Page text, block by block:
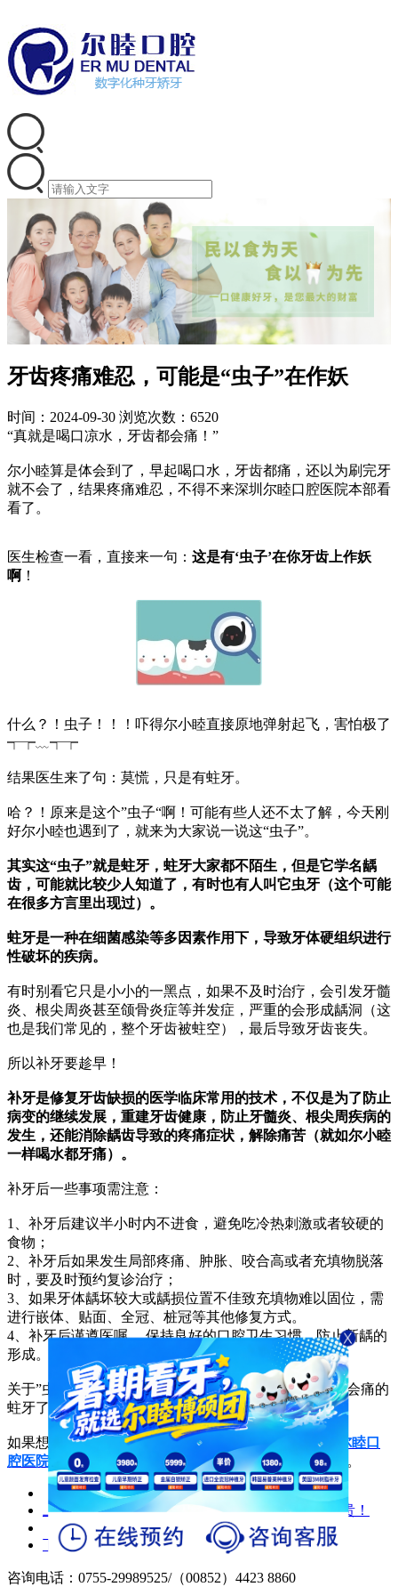
牙齿疼痛难忍，可能是“虫子”在作妖
时间：2024-09-30 浏览次数：6520
“真就是喝口凉水，牙齿都会痛！”
尔小睦算是体会到了，早起喝口水，牙齿都痛，还以为刷完牙
就不会了，结果疼痛难忍，不得不来深圳尔睦口腔医院本部看
看了。
医生检查一看，直接来一句： 这是有‘虫子’在你牙齿上作妖
啊 ！
什么？！虫子！！！吓得尔小睦直接原地弹射起飞，害怕极了
┭┮﹏┭┮
结果医生来了句：莫慌，只是有蛀牙。
哈？！原来是这个”虫子“啊！可能有些人还不太了解，今天刚
好尔小睦也遇到了，就来为大家说一说这“虫子”。
其实这“虫子”就是蛀牙，蛀牙大家都不陌生，但是它学名龋
齿，可能就比较少人知道了，有时也有人叫它虫牙（这个可能
在很多方言里出现过）。
蛀牙是一种在细菌感染等多因素作用下，导致牙体硬组织进行
性破坏的疾病。
有时别看它只是小小的一黑点，如果不及时治疗，会引发牙髓
炎、根尖周炎甚至颌骨炎症等并发症，严重的会形成龋洞（这
也是我们常见的，整个牙齿被蛀空），最后导致牙齿丧失。
所以补牙要趁早！
补牙是修复牙齿缺损的医学临床常用的技术，不仅是为了防止
病变的继续发展，重建牙齿健康，防止牙髓炎、根尖周疾病的
发生，还能消除龋齿导致的疼痛症状，解除痛苦（就如尔小睦
一样喝水都牙痛）。
补牙后一些事项需注意：
1、补牙后建议半小时内不进食，避免吃冷热刺激或者较硬的
食物；
2、补牙后如果发生局部疼痛、肿胀、咬合高或者充填物脱落
时，要及时预约复诊治疗；
3、如果牙体龋坏较大或龋损位置不佳致充填物难以固位，需
进行嵌体、贴面、全冠、桩冠等其他修复方式。
4、补牙后谨遵医嘱 ，保持良好的口腔卫生习惯，防止新龋的
形成。
关于”虫子“问题，尔小睦就说到这了，得去补那喝水都会痛的
蛀牙了~
如果想要了解更多关于蛀牙/补牙的问题，可以到
深圳尔睦口
腔医院官网咨询哦~或者拨打咨询热线：0755-23723194。
上一篇：沙井补牙费用几多钱？补牙越晚真的越贵！
下一篇：“别吃那么多糖，当心长蛀牙！“
咨询电话：0755-29989525/（00852）4423 8860